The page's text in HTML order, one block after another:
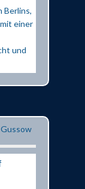
Berlins,
einer
und